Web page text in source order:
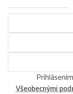
Všeobecnými